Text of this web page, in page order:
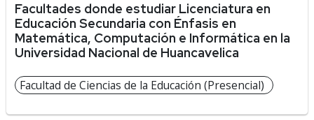
Facultades donde estudiar Licenciatura en
Educación Secundaria con Énfasis en
Matemática, Computación e Informática en la
Universidad Nacional de Huancavelica
Facultad de Ciencias de la Educación (Presencial)